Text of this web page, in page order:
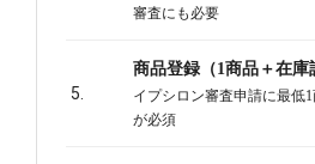
審査にも必要
5.
商品登録（1商品＋在庫
イプシロン審査申請に最低
が必須